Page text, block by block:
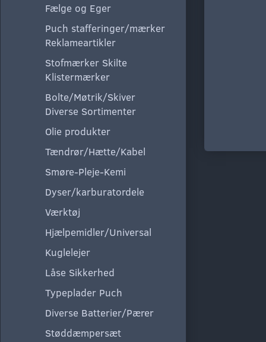
Fælge og Eger
Puch stafferinger/mærker
Reklameartikler
Stofmærker Skilte
Klistermærker
Bolte/Møtrik/Skiver
Diverse Sortimenter
Olie produkter
Tændrør/Hætte/Kabel
Smøre-Pleje-Kemi
Dyser/karburatordele
Værktøj
Hjælpemidler/Universal
Kuglelejer
Låse Sikkerhed
Typeplader Puch
Diverse Batterier/Pærer
Støddæmpersæt